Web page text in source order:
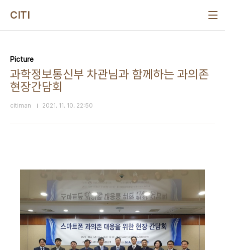
CITI
Picture
과학정보통신부 차관님과 함께하는 과의존
현장간담회
citiman 2021. 11. 10. 22:50